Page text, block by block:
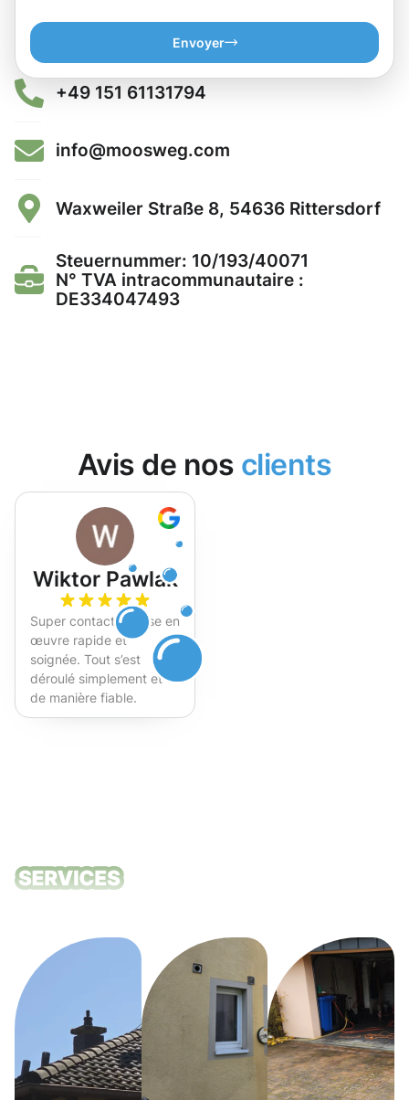
Envoyer
+49 151 61131794
info@moosweg.com
Waxweiler Straße 8, 54636 Rittersdorf
Steuernummer: 10/193/40071
N° TVA intracommunautaire :
DE334047493
Avis de nos clients
Wiktor Pawlak
Super contact et mise en
œuvre rapide et
soignée. Tout s’est
déroulé simplement et
de manière fiable.
Fortement recommandé !